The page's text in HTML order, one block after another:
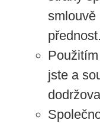
smlouvě
jste a